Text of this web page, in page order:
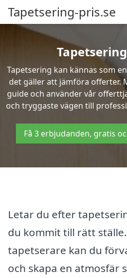
Tapetsering-pris.se
Tapetsering kan kännas som
det gäller att jämföra offerter.
guide och använder vår
och tryggaste vägen till
Få 3 erbjudanden, gratis
Letar du efter
du kommit till rätt
tapetserare kan du
och skapa en atmosfär